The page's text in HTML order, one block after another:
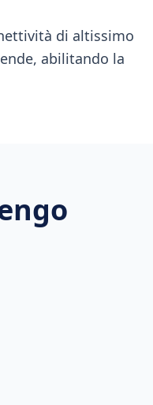
di altissimo
abilitando la